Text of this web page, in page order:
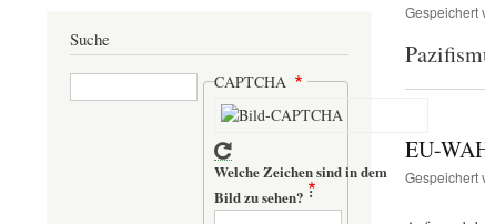
Gespeichert
EU-
Gespeichert
Suche
Suche CAPTCHA
Welche Zeichen sind in dem
Bild zu sehen?